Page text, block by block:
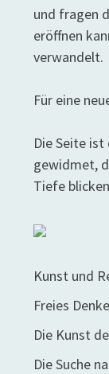
und fragen
eröffnen
verwandelt.
Für eine
Die Seite
gewidmet,
Tiefe
Kunst und
Freies
Die Kunst
Die Suche